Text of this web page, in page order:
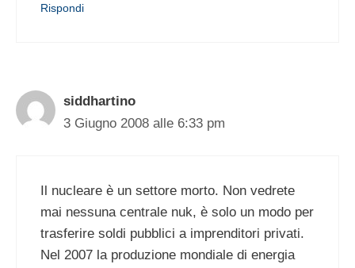
Rispondi
siddhartino
3 Giugno 2008 alle 6:33 pm
Il nucleare è un settore morto. Non vedrete
mai nessuna centrale nuk, è solo un modo per
trasferire soldi pubblici a imprenditori privati.
Nel 2007 la produzione mondiale di energia